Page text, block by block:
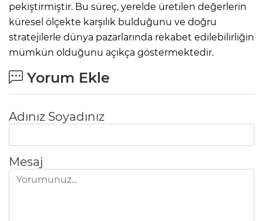
pekiştirmiştir. Bu süreç, yerelde üretilen değerlerin
küresel ölçekte karşılık bulduğunu ve doğru
stratejilerle dünya pazarlarında rekabet edilebilirliğin
mümkün olduğunu açıkça göstermektedir.
Yorum Ekle
Adınız Soyadınız
Mesaj